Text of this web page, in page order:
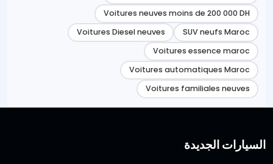
Voitures neuves moins de 200 000 DH
SUV neufs Maroc
Voitures Diesel neuves
Voitures essence maroc
Voitures automatiques Maroc
Voitures familiales neuves
السيارات الجديدة